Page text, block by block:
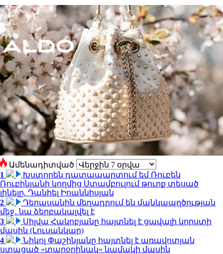
Ամենադիտված
1
Խստորեն դատապարտում եմ Ռուբեն
Ռուբինյանի կողմից Ստամբուլում թուրք տեսած
լինելը. Դանիել Իոաննիսյան
2
Դերասանին մեղադրում են մանկապղծության
մեջ․ նա ձերբակալվել է
3
Սիլվա Հակոբյանը հայտնել է ցավալի կորստի
մասին (Լուսանկար)
4
Նիկոլ Փաշինյանը հայտնել է առավոտյան
ստացած «տարօրինակ» նամակի մասին